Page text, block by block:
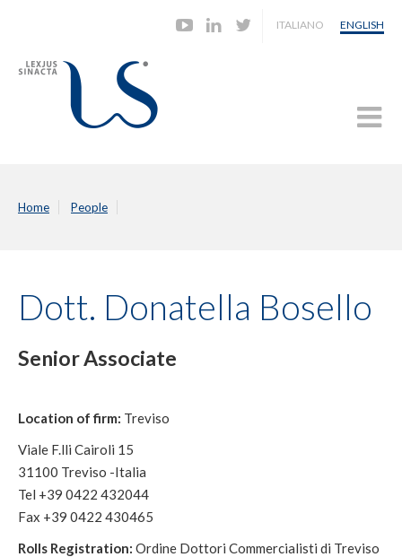
ITALIANO ENGLISH
Home People
Dott. Donatella Bosello
Senior Associate
Location of firm: Treviso
Viale F.lli Cairoli 15
31100 Treviso -Italia
Tel +39 0422 432044
Fax +39 0422 430465
Rolls Registration: Ordine Dottori Commercialisti di Treviso